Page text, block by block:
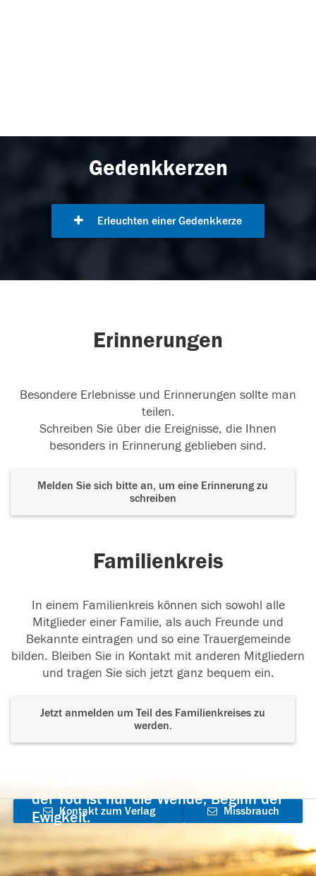
Gedenkkerzen
Erleuchten einer Gedenkkerze
Erinnerungen
Besondere Erlebnisse und Erinnerungen sollte man
teilen.
Schreiben Sie über die Ereignisse, die Ihnen
besonders in Erinnerung geblieben sind.
Melden Sie sich bitte an, um eine Erinnerung zu
schreiben
Familienkreis
In einem Familienkreis können sich sowohl alle
Mitglieder einer Familie, als auch Freunde und
Bekannte eintragen und so eine Trauergemeinde
bilden. Bleiben Sie in Kontakt mit anderen Mitgliedern
und tragen Sie sich jetzt ganz bequem ein.
Jetzt anmelden um Teil des Familienkreises zu
werden.
der Tod ist nur die Wende, Beginn der
Ewigkeit.
Kontakt zum Verlag
aufnehmen
Missbrauch